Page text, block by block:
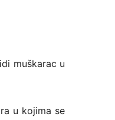
muškarac u
u kojima se